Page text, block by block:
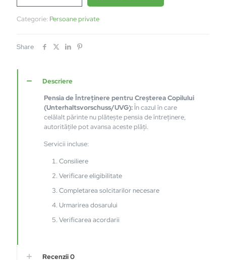
pentru
Copilului
(Unterhaltsvorschuss/UVG)
Germania
Categorie: Persoane private
Share
Descriere
Pensia de Întreținere pentru Creșterea Copilului
(Unterhaltsvorschuss/UVG): În cazul în care
celălalt părinte nu plătește pensia de întreținere,
autoritățile pot avansa aceste plăți.
Servicii incluse:
Consiliere
Verificare eligibilitate
Completarea solcitarilor necesare
Urmarirea dosarului
Verificarea acordarii
Recenzii0